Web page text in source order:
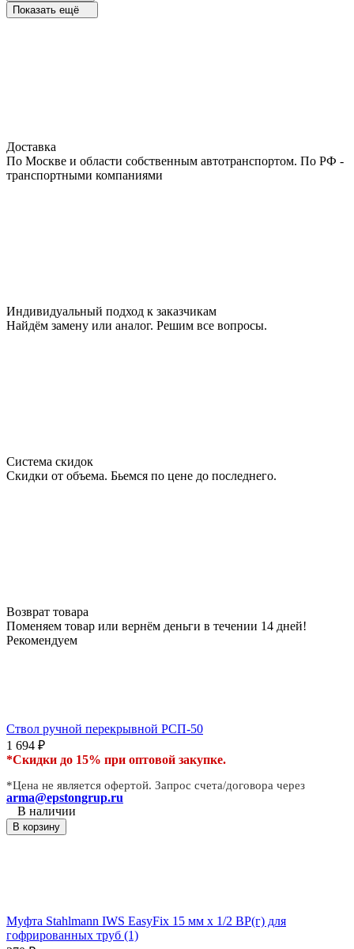
Показать ещё
Доставка
По Москве и области собственным автотранспортом. По РФ -
транспортными компаниями
Индивидуальный подход к заказчикам
Найдём замену или аналог. Решим все вопросы.
Система скидок
Скидки от объема. Бьемся по цене до последнего.
Возврат товара
Поменяем товар или вернём деньги в течении 14 дней!
Рекомендуем
Ствол ручной перекрывной РСП-50
1 694 ₽
*Скидки до 15% при оптовой закупке.
*Цена не является офертой. Запрос счета/договора через
arma@epstongrup.ru
В наличии
В корзину
Муфта Stahlmann IWS EasyFix 15 мм х 1/2 ВР(г) для
гофрированных труб (1)